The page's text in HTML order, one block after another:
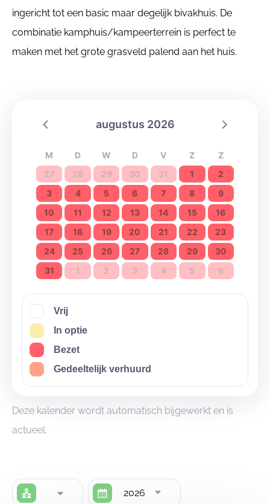
ingericht tot een basic maar degelijk bivakhuis. De
combinatie kamphuis/kampeerterrein is perfect te
maken met het grote grasveld palend aan het huis.
augustus 2026
M D W D V Z
Z
27
28 29 30 31 1
2
3
4 5 6 7 8
9
10
11 12 13 14 15
16
17
18 19 20 21 22
23
24
25 26 27 28 29
30
31
1 2 3 4 5 6
Vrij
In optie
Bezet
Gedeeltelijk verhuurd
Deze kalender wordt automatisch bijgewerkt en is
actueel.
2026